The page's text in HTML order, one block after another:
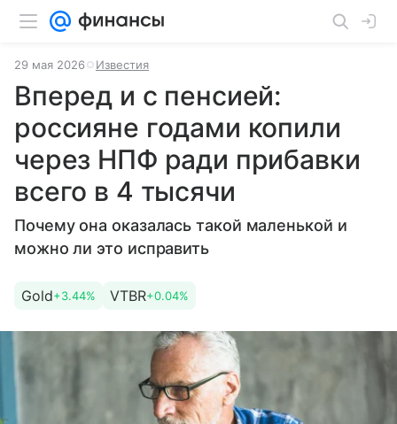
29 мая 2026 Известия
Вперед и с пенсией:
россияне годами копили
через НПФ ради прибавки
всего в 4 тысячи
Почему она оказалась такой маленькой и
можно ли это исправить
Gold+3.44% VTBR+0.04%